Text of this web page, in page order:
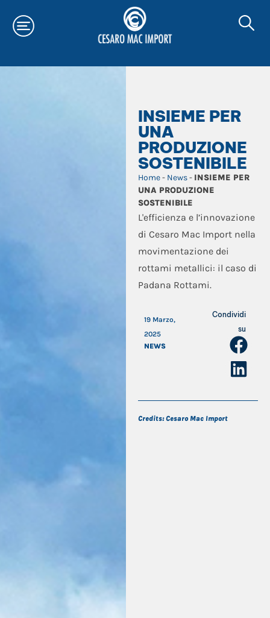
INSIEME PER
UNA
PRODUZIONE
SOSTENIBILE
Home- News- INSIEME PER
UNA PRODUZIONE
SOSTENIBILE
L'efficienza e l’innovazione
di Cesaro Mac Import nella
movimentazione dei
rottami metallici: il caso di
Padana Rottami.
19 Marzo,
2025
NEWS
Condividi
su
Credits: Cesaro Mac Import